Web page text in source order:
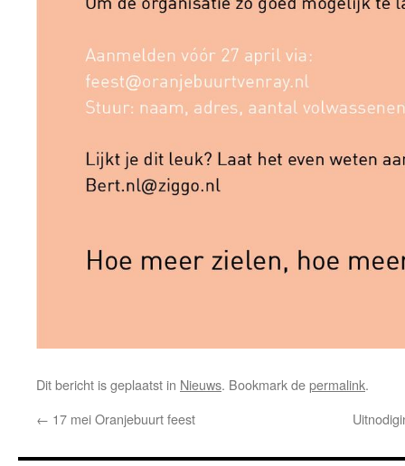
Dit bericht is geplaatst in Nieuws. Bookmark depermalink.
← 17 mei Oranjebuurt feest